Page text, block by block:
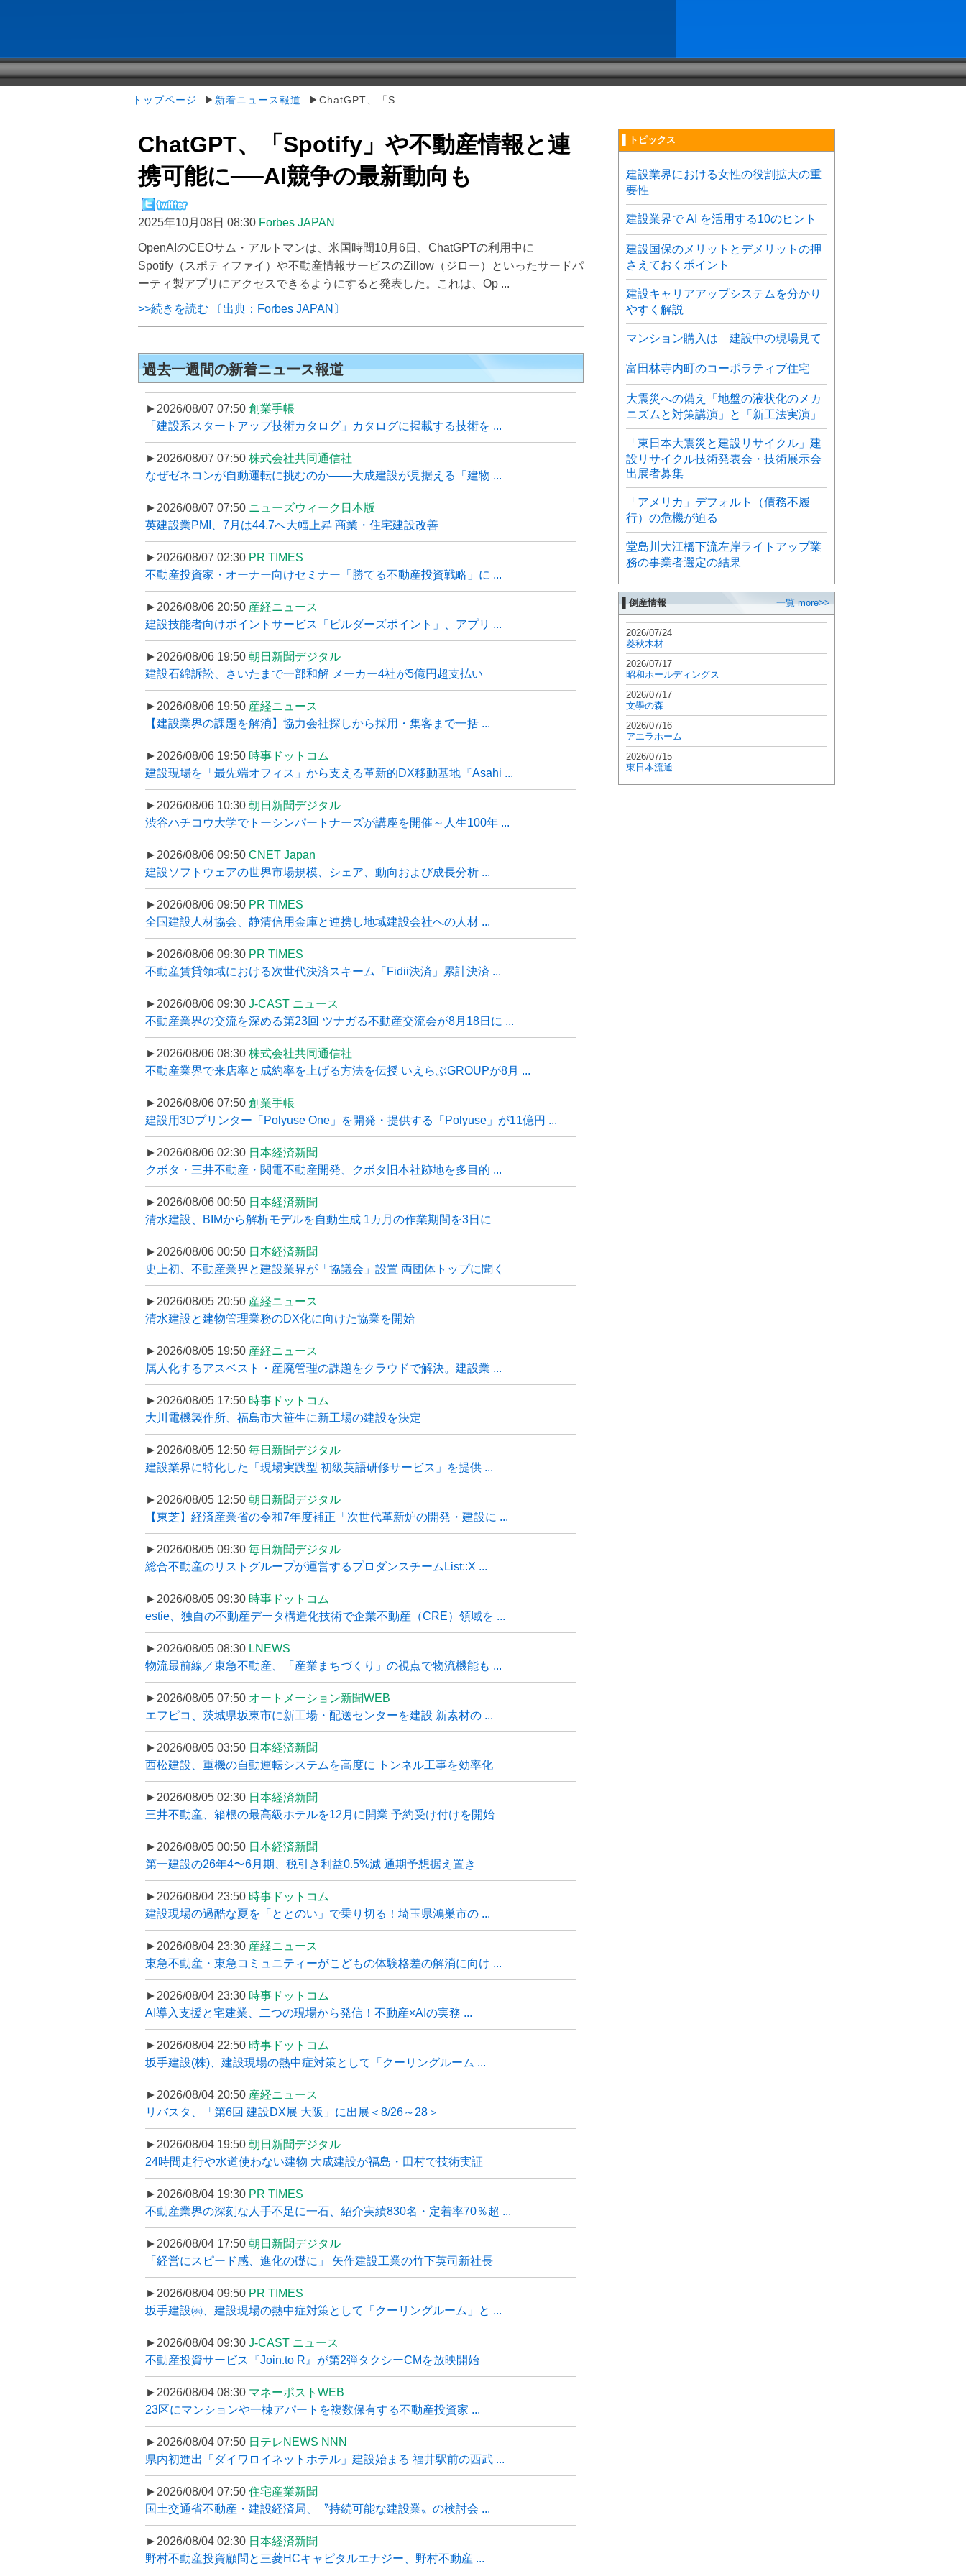
トップページ ▶ 新着ニュース報道 ▶ChatGPT、「S...
ChatGPT、「Spotify」や不動産情報と連
携可能に──AI競争の最新動向も
2025年10月08日 08:30 Forbes JAPAN
OpenAIのCEOサム・アルトマンは、米国時間10月6日、ChatGPTの利用中に
Spotify（スポティファイ）や不動産情報サービスのZillow（ジロー）といったサードパ
ーティ製アプリにアクセスできるようにすると発表した。これは、Op ...
>>続きを読む 〔出典：Forbes JAPAN〕
過去一週間の新着ニュース報道
►2026/08/07 07:50 創業手帳
「建設系スタートアップ技術カタログ」カタログに掲載する技術を ...
►2026/08/07 07:50 株式会社共同通信社
なぜゼネコンが自動運転に挑むのか――大成建設が見据える「建物 ...
►2026/08/07 07:50 ニューズウィーク日本版
英建設業PMI、7月は44.7へ大幅上昇 商業・住宅建設改善
►2026/08/07 02:30 PR TIMES
不動産投資家・オーナー向けセミナー「勝てる不動産投資戦略」に ...
►2026/08/06 20:50 産経ニュース
建設技能者向けポイントサービス「ビルダーズポイント」、アプリ ...
►2026/08/06 19:50 朝日新聞デジタル
建設石綿訴訟、さいたまで一部和解 メーカー4社が5億円超支払い
►2026/08/06 19:50 産経ニュース
【建設業界の課題を解消】協力会社探しから採用・集客まで一括 ...
►2026/08/06 19:50 時事ドットコム
建設現場を「最先端オフィス」から支える革新的DX移動基地『Asahi ...
►2026/08/06 10:30 朝日新聞デジタル
渋谷ハチコウ大学でトーシンパートナーズが講座を開催～人生100年 ...
►2026/08/06 09:50 CNET Japan
建設ソフトウェアの世界市場規模、シェア、動向および成長分析 ...
►2026/08/06 09:50 PR TIMES
全国建設人材協会、静清信用金庫と連携し地域建設会社への人材 ...
►2026/08/06 09:30 PR TIMES
不動産賃貸領域における次世代決済スキーム「Fidii決済」累計決済 ...
►2026/08/06 09:30 J-CAST ニュース
不動産業界の交流を深める第23回 ツナガる不動産交流会が8月18日に ...
►2026/08/06 08:30 株式会社共同通信社
不動産業界で来店率と成約率を上げる方法を伝授 いえらぶGROUPが8月 ...
►2026/08/06 07:50 創業手帳
建設用3Dプリンター「Polyuse One」を開発・提供する「Polyuse」が11億円 ...
►2026/08/06 02:30 日本経済新聞
クボタ・三井不動産・関電不動産開発、クボタ旧本社跡地を多目的 ...
►2026/08/06 00:50 日本経済新聞
清水建設、BIMから解析モデルを自動生成 1カ月の作業期間を3日に
►2026/08/06 00:50 日本経済新聞
史上初、不動産業界と建設業界が「協議会」設置 両団体トップに聞く
►2026/08/05 20:50 産経ニュース
清水建設と建物管理業務のDX化に向けた協業を開始
►2026/08/05 19:50 産経ニュース
属人化するアスベスト・産廃管理の課題をクラウドで解決。建設業 ...
►2026/08/05 17:50 時事ドットコム
大川電機製作所、福島市大笹生に新工場の建設を決定
►2026/08/05 12:50 毎日新聞デジタル
建設業界に特化した「現場実践型 初級英語研修サービス」を提供 ...
►2026/08/05 12:50 朝日新聞デジタル
【東芝】経済産業省の令和7年度補正「次世代革新炉の開発・建設に ...
►2026/08/05 09:30 毎日新聞デジタル
総合不動産のリストグループが運営するプロダンスチームList::X ...
►2026/08/05 09:30 時事ドットコム
estie、独自の不動産データ構造化技術で企業不動産（CRE）領域を ...
►2026/08/05 08:30 LNEWS
物流最前線／東急不動産、「産業まちづくり」の視点で物流機能も ...
►2026/08/05 07:50 オートメーション新聞WEB
エフピコ、茨城県坂東市に新工場・配送センターを建設 新素材の ...
►2026/08/05 03:50 日本経済新聞
西松建設、重機の自動運転システムを高度に トンネル工事を効率化
►2026/08/05 02:30 日本経済新聞
三井不動産、箱根の最高級ホテルを12月に開業 予約受け付けを開始
►2026/08/05 00:50 日本経済新聞
第一建設の26年4〜6月期、税引き利益0.5%減 通期予想据え置き
►2026/08/04 23:50 時事ドットコム
建設現場の過酷な夏を「ととのい」で乗り切る！埼玉県鴻巣市の ...
►2026/08/04 23:30 産経ニュース
東急不動産・東急コミュニティーがこどもの体験格差の解消に向け ...
►2026/08/04 23:30 時事ドットコム
AI導入支援と宅建業、二つの現場から発信！不動産×AIの実務 ...
►2026/08/04 22:50 時事ドットコム
坂手建設(株)、建設現場の熱中症対策として「クーリングルーム ...
►2026/08/04 20:50 産経ニュース
リバスタ、「第6回 建設DX展 大阪」に出展＜8/26～28＞
►2026/08/04 19:50 朝日新聞デジタル
24時間走行や水道使わない建物 大成建設が福島・田村で技術実証
►2026/08/04 19:30 PR TIMES
不動産業界の深刻な人手不足に一石、紹介実績830名・定着率70％超 ...
►2026/08/04 17:50 朝日新聞デジタル
「経営にスピード感、進化の礎に」 矢作建設工業の竹下英司新社長
►2026/08/04 09:50 PR TIMES
坂手建設㈱、建設現場の熱中症対策として「クーリングルーム」と ...
►2026/08/04 09:30 J-CAST ニュース
不動産投資サービス『Join.to R』が第2弾タクシーCMを放映開始
►2026/08/04 08:30 マネーポストWEB
23区にマンションや一棟アパートを複数保有する不動産投資家 ...
►2026/08/04 07:50 日テレNEWS NNN
県内初進出「ダイワロイネットホテル」建設始まる 福井駅前の西武 ...
►2026/08/04 07:50 住宅産業新聞
国土交通省不動産・建設経済局、〝持続可能な建設業〟の検討会 ...
►2026/08/04 02:30 日本経済新聞
野村不動産投資顧問と三菱HCキャピタルエナジー、野村不動産 ...
▌トピックス
建設業界における女性の役割拡大の重
要性
建設業界で AI を活用する10のヒント
建設国保のメリットとデメリットの押
さえておくポイント
建設キャリアアップシステムを分かり
やすく解説
マンション購入は 建設中の現場見て
富田林寺内町のコーポラティブ住宅
大震災への備え「地盤の液状化のメカ
ニズムと対策講演」と「新工法実演」
「東日本大震災と建設リサイクル」建
設リサイクル技術発表会・技術展示会
出展者募集
「アメリカ」デフォルト（債務不履
行）の危機が迫る
堂島川大江橋下流左岸ライトアップ業
務の事業者選定の結果
▌倒産情報 一覧 more>>
2026/07/24
菱秋木材
2026/07/17
昭和ホールディングス
2026/07/17
文學の森
2026/07/16
アエラホーム
2026/07/15
東日本流通